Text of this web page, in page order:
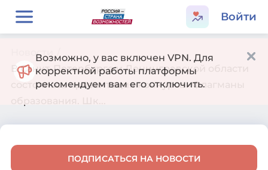
Войти
Новости
В Санкт-Петербурге и Ленинградской области
состоялась презентация конкурса «Флагманы
ПОДПИСАТЬСЯ НА НОВОСТИ
Возможно, у вас включен VPN. Для
корректной работы платформы
рекомендуем вам его отключить.